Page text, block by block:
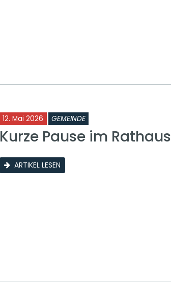
12. Mai 2026 GEMEINDE
Kurze Pause im Rathaus
ARTIKEL LESEN